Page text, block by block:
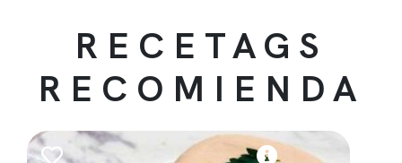
RECETAGS
RECOMIENDA